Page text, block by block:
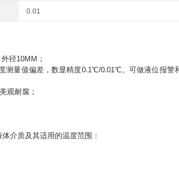
0.01
径10MM；
测量值偏差，数显精度0.1℃/0.01℃。可做液位报警
观耐腐；
介质及其适用的温度范围：